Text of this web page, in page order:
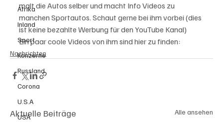
Afrika
Inland
Sport
Konzerne
Russland
Corona
U.S.A
USA
malt die Autos selber und macht Info Videos zu
manchen Sportautos. Schaut gerne bei ihm vorbei (dies
ist keine bezahlte Werbung für den YouTube Kanal)
Ein paar coole Videos von ihm sind hier zu finden:
Nachrichten
Aktuelle Beiträge Alle ansehen